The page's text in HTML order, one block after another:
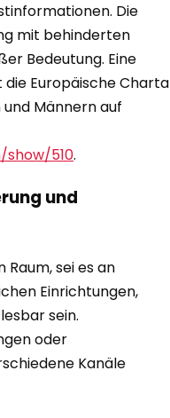
Die
mit behinderten
Bedeutung. Eine
Europäische Charta
Männern auf
510.
und
sei es an
Einrichtungen,
sein.
oder
Kanäle